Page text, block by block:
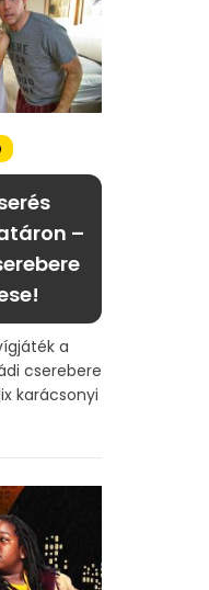
–
a
cserebere
karácsonyi